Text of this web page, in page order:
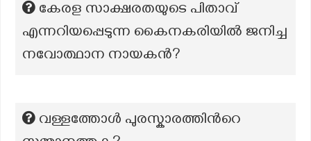
കേരള സാക്ഷരതയുടെ പിതാവ്
എന്നറിയപ്പെടുന്ന കൈനകരിയിൽ ജനിച്ച
നവോത്ഥാന നായകൻ?
വള്ളത്തോള്‍ പുരസ്കാരത്തിന്‍റെ